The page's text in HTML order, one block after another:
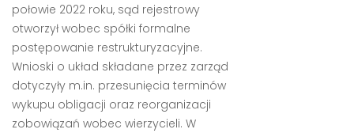
połowie 2022 roku, sąd rejestrowy
otworzył wobec spółki formalne
postępowanie restrukturyzacyjne.
Wnioski o układ składane przez zarząd
dotyczyły m.in. przesunięcia terminów
wykupu obligacji oraz reorganizacji
zobowiązań wobec wierzycieli. W